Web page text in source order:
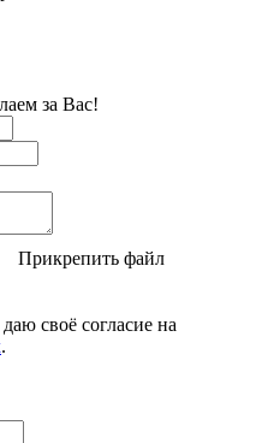
за Вас!
Прикрепить файл
своё согласие на
.